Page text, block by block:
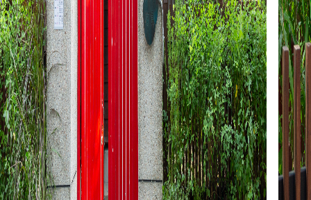
視覺設計
城市空間
視覺藝術
August
September
October
課程訂單
追蹤清單
我的課程